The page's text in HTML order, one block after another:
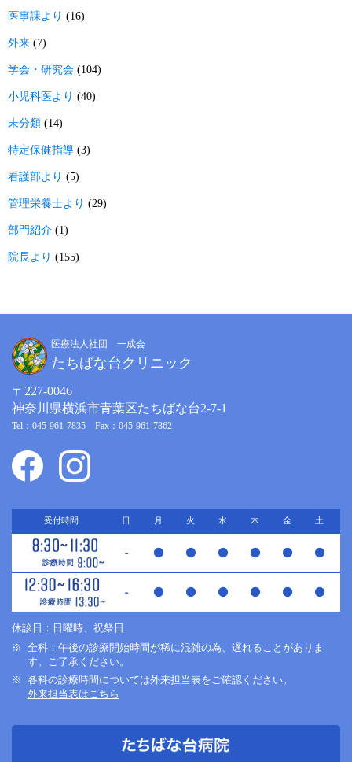
医事課より (16)
外来 (7)
学会・研究会 (104)
小児科医より (40)
未分類 (14)
特定保健指導 (3)
看護部より (5)
管理栄養士より (29)
部門紹介 (1)
院長より (155)
医療法人社団 一成会
たちばな台クリニック
〒227-0046
神奈川県横浜市青葉区たちばな台2-7-1
Tel：045-961-7835 Fax：045-961-7862
受付時間 日 月 火 水 木 金 土
休診日：日曜時、祝祭日
全科：午後の診療開始時間が稀に混雑の為、遅れることがありま
す。ご了承ください。
各科の診療時間については外来担当表をご確認ください。
外来担当表はこちら